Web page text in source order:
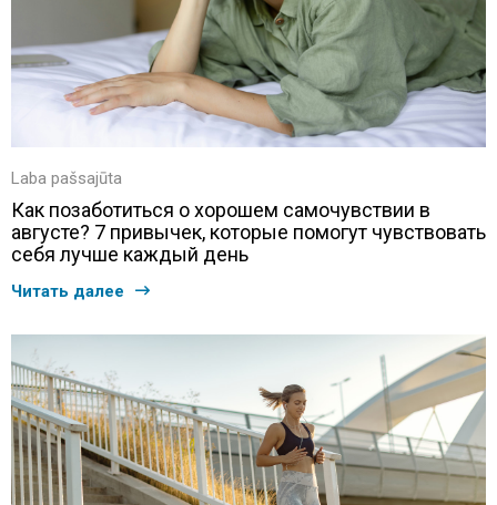
Laba pašsajūta
Как позаботиться о хорошем самочувствии в
августе? 7 привычек, которые помогут чувствовать
себя лучше каждый день
Читать далее